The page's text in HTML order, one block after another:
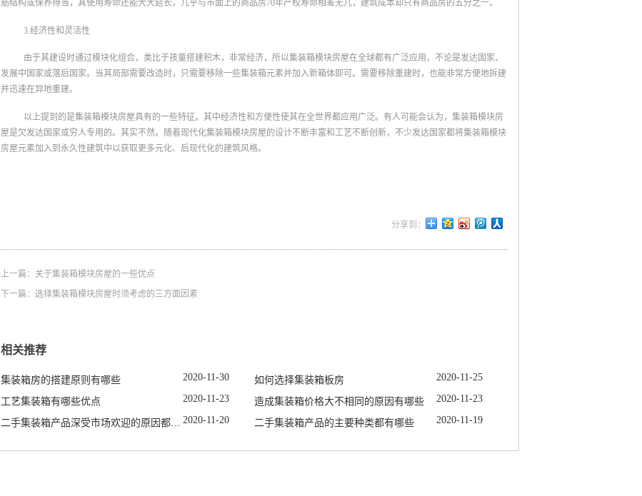
筋结构或保养得当，其使用寿命还能大大延长，几乎与市面上的商品房70年产权寿命相差无几，建筑成本却只有商品房的五分之一。
3.经济性和灵活性
由于其建设时通过模块化组合，类比于孩童搭建积木，非常经济，所以集装箱模块房屋在全球都有广泛应用，不论是发达国家、
发展中国家或落后国家。当其局部需要改造时，只需要移除一些集装箱元素并加入新箱体即可。需要移除重建时，也能非常方便地拆建
并迅速在异地重建。
以上提到的是集装箱模块房屋具有的一些特征。其中经济性和方便性使其在全世界都应用广泛。有人可能会认为，集装箱模块房
屋是欠发达国家或穷人专用的。其实不然。随着现代化集装箱模块房屋的设计不断丰富和工艺不断创新，不少发达国家都将集装箱模块
房屋元素加入到永久性建筑中以获取更多元化、后现代化的建筑风格。
上一篇： 关于集装箱模块房屋的一些优点
下一篇： 选择集装箱模块房屋时须考虑的三方面因素
相关推荐
集装箱房的搭建原则有哪些 2020-11-30 如何选择集装箱板房 2020-11-25
工艺集装箱有哪些优点 2020-11-23 造成集装箱价格大不相同的原因有哪些 2020-11-23
2020-11-20 二手集装箱产品的主要种类都有哪些 2020-11-19